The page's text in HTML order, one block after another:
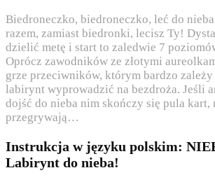
Biedroneczko, biedroneczko, leć do
razem, zamiast biedronki, lecisz Ty!
dzielić metę i start to zaledwie 7
Oprócz zawodników ze złotymi
grze przeciwników, którym bardzo zależy
labirynt wyprowadzić na bezdroża. Jeśli
dojść do nieba nim skończy się pula kart,
przegrywają…
Instrukcja w języku polskim:
Labirynt do nieba!